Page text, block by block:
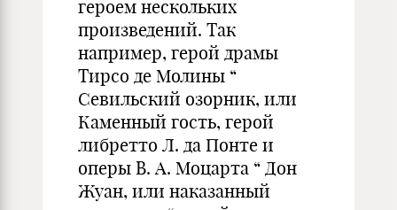
героем нескольких
произведений. Так
например, герой драмы
Тирсо де Молины “
Севильский озорник, или
Каменный гость, герой
либретто Л. да Понте и
оперы В. А. Моцарта “ Дон
Жуан, или наказанный